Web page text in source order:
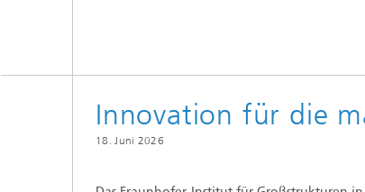
Innovation für die
18. Juni 2026